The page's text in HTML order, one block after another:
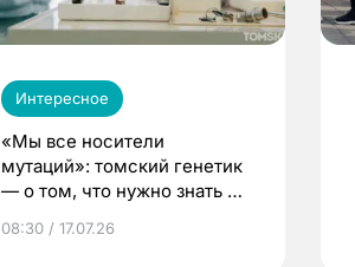
Интересное
«Мы все носители
мутаций»: томский генетик
— о том, что нужно знать до
08:30 / 17.07.26